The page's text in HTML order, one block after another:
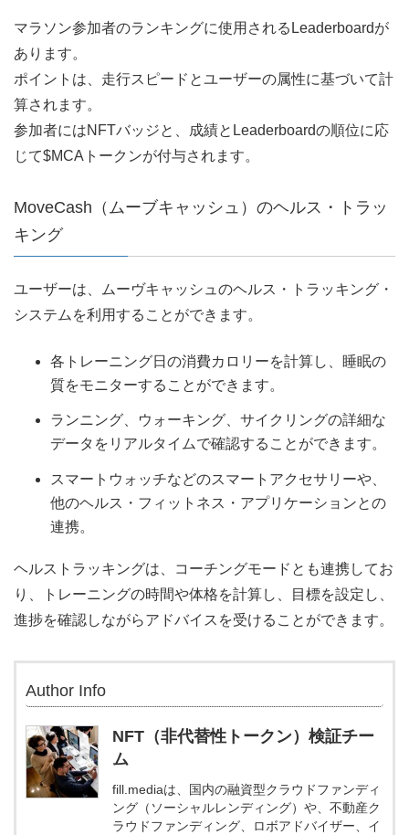
マラソン参加者のランキングに使用されるLeaderboardが
あります。
ポイントは、走行スピードとユーザーの属性に基づいて計
算されます。
参加者にはNFTバッジと、成績とLeaderboardの順位に応
じて$MCAトークンが付与されます。
MoveCash（ムーブキャッシュ）のヘルス・トラッ
キング
ユーザーは、ムーヴキャッシュのヘルス・トラッキング・
システムを利用することができます。
各トレーニング日の消費カロリーを計算し、睡眠の
質をモニターすることができます。
ランニング、ウォーキング、サイクリングの詳細な
データをリアルタイムで確認することができます。
スマートウォッチなどのスマートアクセサリーや、
他のヘルス・フィットネス・アプリケーションとの
連携。
ヘルストラッキングは、コーチングモードとも連携してお
り、トレーニングの時間や体格を計算し、目標を設定し、
進捗を確認しながらアドバイスを受けることができます。
Author Info
NFT（非代替性トークン）検証チー
ム
fill.mediaは、国内の融資型クラウドファンディ
ング（ソーシャルレンディング）や、不動産ク
ラウドファンディング、ロボアドバイザー、イ